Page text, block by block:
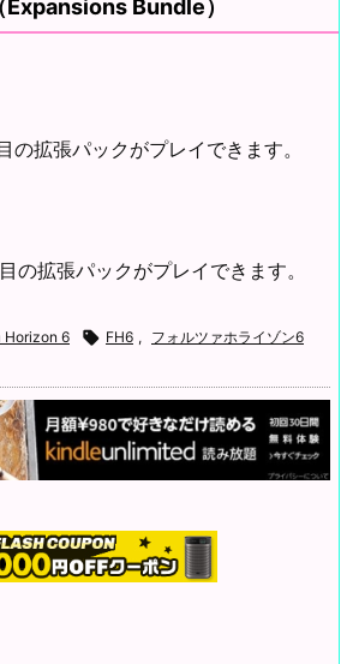
Bundle）
の拡張パックがプレイできます。
の拡張パックがプレイできます。
Horizon 6  FH6 , フォルツァホライゾン6